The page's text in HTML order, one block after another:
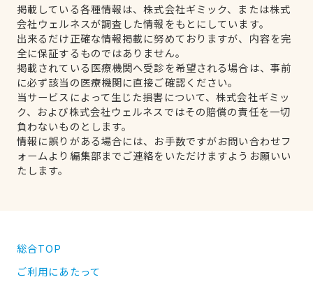
掲載している各種情報は、株式会社ギミック、または株式
会社ウェルネスが調査した情報をもとにしています。
出来るだけ正確な情報掲載に努めておりますが、内容を完
全に保証するものではありません。
掲載されている医療機関へ受診を希望される場合は、事前
に必ず該当の医療機関に直接ご確認ください。
当サービスによって生じた損害について、株式会社ギミッ
ク、および株式会社ウェルネスではその賠償の責任を一切
負わないものとします。
情報に誤りがある場合には、お手数ですがお問い合わせフ
ォームより編集部までご連絡をいただけますようお願いい
たします。
総合TOP
ご利用にあたって